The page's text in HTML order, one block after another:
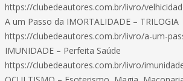
https://clubedeautores.com.br/livro/
A um Passo da IMORTALIDADE – TRILOGIA
https://clubedeautores.com.br/livro/a-um-
IMUNIDADE – Perfeita Saúde
https://clubedeautores.com.br/livro/